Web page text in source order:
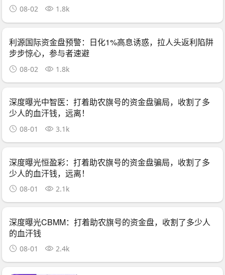
08-02 1.8k
利源国际资金盘预警：日化1%高息诱惑，拉人头返利陷阱
步步惊心，参与者速避
08-02 1.8k
深度曝光中智医：打着助农旗号的资金盘骗局，收割了多
少人的血汗钱，远离！
08-01 3.1k
深度曝光恒盈彩：打着助农旗号的资金盘骗局，收割了多
少人的血汗钱，远离！
08-01 2.1k
深度曝光CBMM：打着助农旗号的资金盘，收割了多少人
的血汗钱
08-01 2.4k